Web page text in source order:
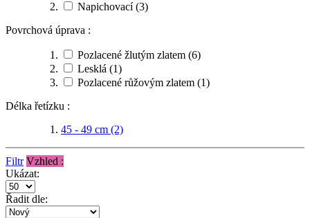
Napichovací(3)
Povrchová úprava :
Pozlacené žlutým zlatem (6)
Lesklá (1)
Pozlacené růžovým zlatem (1)
Délka řetízku :
45 - 49 cm (2)
Filtr Vzhled :
Ukázat:
Řadit dle: